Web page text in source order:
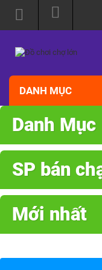
DANH MỤC
Danh Mục
SP bán
Mới nhất